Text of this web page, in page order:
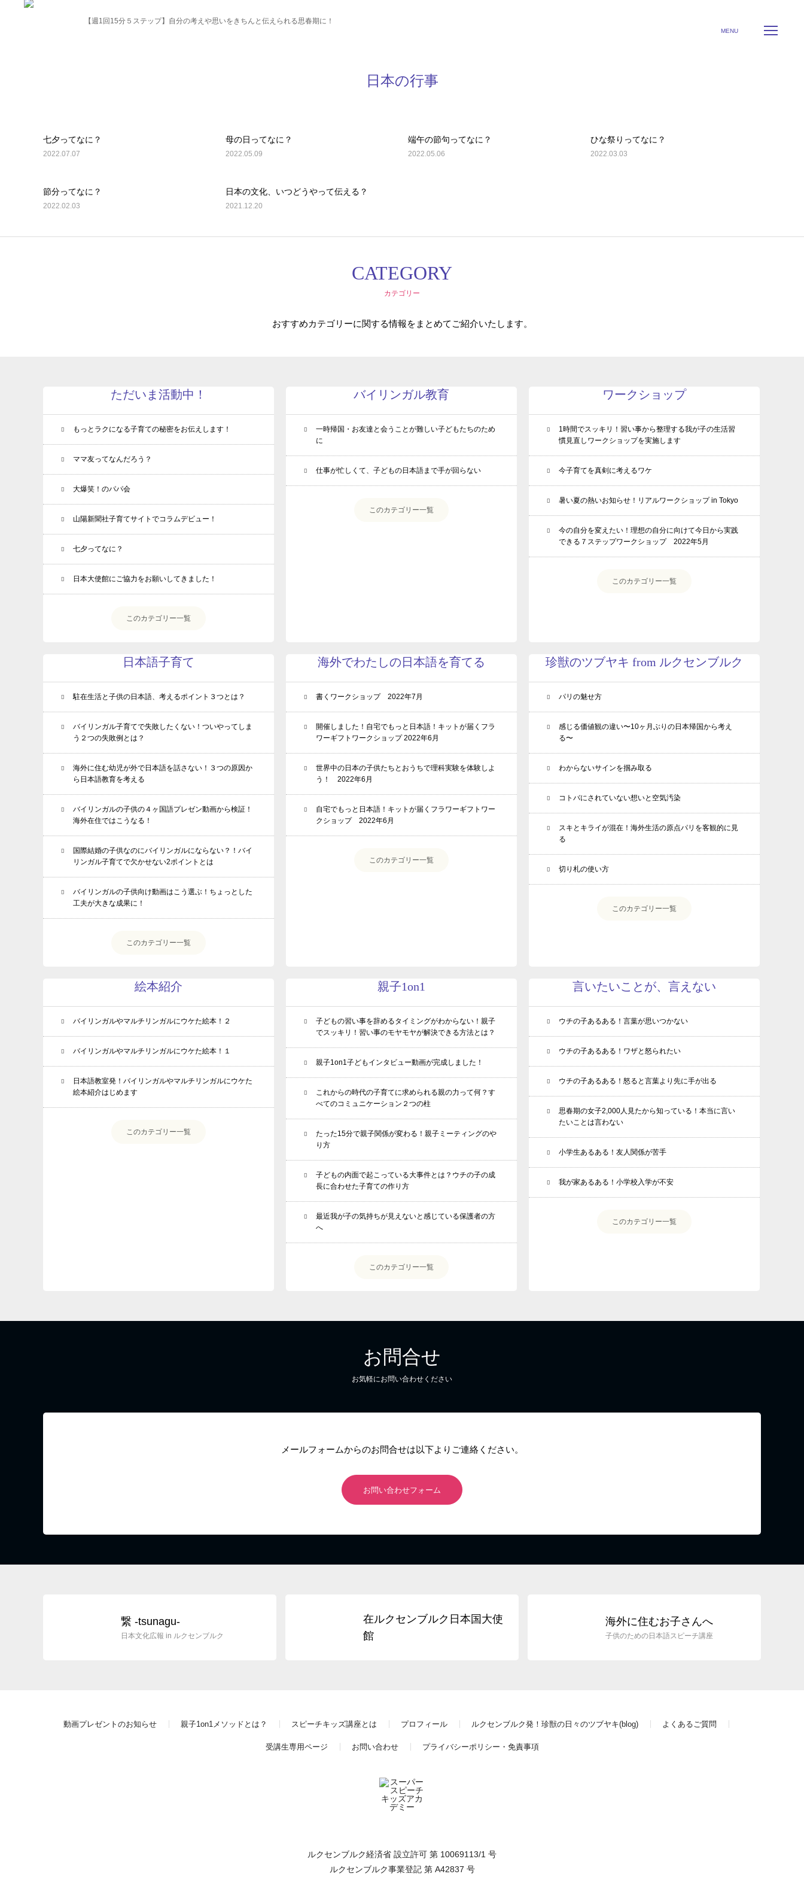
【週1回15分５ステップ】自分の考えや思いをきちんと伝えられる思春期に！
画プレゼントのお知らせ 親子1on1メソッドとは？ スピーチキッズ講座とは
ルクセンブルク発「ここだけの話！」珍獣の日々のツブヤキ
ルクセンブルク発「ここだけの話！」珍獣の日々のツブヤキ 日本の行事
日本の行事
七夕ってなに？
2022.07.07
母の日ってなに？
2022.05.09
端午の節句ってなに？
2022.05.06
ひな祭りってなに？
2022.03.03
節分ってなに？
2022.02.03
日本の文化、いつどうやって伝える？
2021.12.20
CATEGORY
カテゴリー
おすすめカテゴリーに関する情報をまとめてご紹介いたします。
ただいま活動中！
もっとラクになる子育ての秘密をお伝えします！
ママ友ってなんだろう？
大爆笑！のパパ会
山陽新聞社子育てサイトでコラムデビュー！
七夕ってなに？
日本大使館にご協力をお願いしてきました！
このカテゴリー一覧
バイリンガル教育
一時帰国・お友達と会うことが難しい子どもたちのため
に
仕事が忙しくて、子どもの日本語まで手が回らない
このカテゴリー一覧
ワークショップ
1時間でスッキリ！習い事から整理する我が子の生活習
慣見直しワークショップを実施します
今子育てを真剣に考えるワケ
暑い夏の熱いお知らせ！リアルワークショップ in Tokyo
今の自分を変えたい！理想の自分に向けて今日から実践
できる７ステップワークショップ 2022年5月
このカテゴリー一覧
日本語子育て
駐在生活と子供の日本語、考えるポイント３つとは？
バイリンガル子育てで失敗したくない！ついやってしま
う２つの失敗例とは？
海外に住む幼児が外で日本語を話さない！３つの原因か
ら日本語教育を考える
バイリンガルの子供の４ヶ国語プレゼン動画から検証！
海外在住ではこうなる！
国際結婚の子供なのにバイリンガルにならない？！バイ
リンガル子育てで欠かせない2ポイントとは
バイリンガルの子供向け動画はこう選ぶ！ちょっとした
工夫が大きな成果に！
このカテゴリー一覧
海外でわたしの日本語を育てる
書くワークショップ 2022年7月
開催しました！自宅でもっと日本語！キットが届くフラ
ワーギフトワークショップ 2022年6月
世界中の日本の子供たちとおうちで理科実験を体験しよ
う！ 2022年6月
自宅でもっと日本語！キットが届くフラワーギフトワー
クショップ 2022年6月
このカテゴリー一覧
珍獣のツブヤキ from ルクセンブルク
パリの魅せ方
感じる価値観の違い〜10ヶ月ぶりの日本帰国から考え
る〜
わからないサインを掴み取る
コトバにされていない想いと空気汚染
スキとキライが混在！海外生活の原点パリを客観的に見
る
切り札の使い方
このカテゴリー一覧
絵本紹介
バイリンガルやマルチリンガルにウケた絵本！２
バイリンガルやマルチリンガルにウケた絵本！１
日本語教室発！バイリンガルやマルチリンガルにウケた
絵本紹介はじめます
このカテゴリー一覧
親子1on1
子どもの習い事を辞めるタイミングがわからない！親子
でスッキリ！習い事のモヤモヤが解決できる方法とは？
親子1on1子どもインタビュー動画が完成しました！
これからの時代の子育てに求められる親の力って何？す
べてのコミュニケーション２つの柱
たった15分で親子関係が変わる！親子ミーティングのや
り方
子どもの内面で起こっている大事件とは？ウチの子の成
長に合わせた子育ての作り方
最近我が子の気持ちが見えないと感じている保護者の方
へ
このカテゴリー一覧
言いたいことが、言えない
ウチの子あるある！言葉が思いつかない
ウチの子あるある！ワザと怒られたい
ウチの子あるある！怒ると言葉より先に手が出る
思春期の女子2,000人見たから知っている！本当に言い
たいことは言わない
小学生あるある！友人関係が苦手
我が家あるある！小学校入学が不安
このカテゴリー一覧
お問合せ
お気軽にお問い合わせください
メールフォームからのお問合せは以下よりご連絡ください。
お問い合わせフォーム
繋 -tsunagu-
日本文化広報 in ルクセンブルク
在ルクセンブルク日本国大使
館
海外に住むお子さんへ
子供のための日本語スピーチ講座
動画プレゼントのお知らせ 親子1on1メソッドとは？ スピーチキッズ講座とは プロフィール ルクセンブルク発！珍獣の日々のツブヤキ(blog) よくあるご質問
受講生専用ページ お問い合わせ プライバシーポリシー・免責事項
ルクセンブルク経済省 設立許可 第 10069113/1 号
ルクセンブルク事業登記 第 A42837 号
MENU
よくあるご質問
受講生専用ページ
お問い合わせ
プライバシーポリシー・免責事項